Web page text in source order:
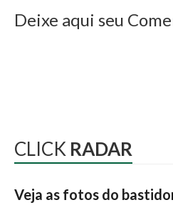
Deixe aqui seu
CLICK RADAR
Veja as fotos do